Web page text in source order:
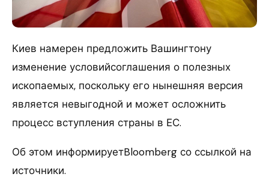
Киев намерен предложить Вашингтону
изменение условийсоглашения о полезных
ископаемых, поскольку его нынешняя версия
является невыгодной и может осложнить
процесс вступления страны в ЕС.
Об этом информируетBloomberg со ссылкой на
источники.